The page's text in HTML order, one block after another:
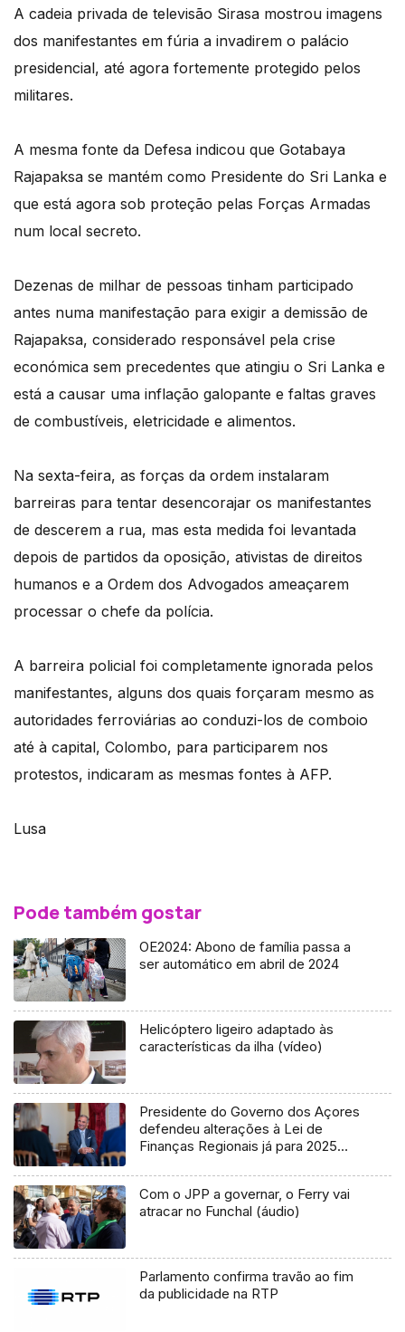
A cadeia privada de televisão Sirasa mostrou imagens
dos manifestantes em fúria a invadirem o palácio
presidencial, até agora fortemente protegido pelos
militares.
A mesma fonte da Defesa indicou que Gotabaya
Rajapaksa se mantém como Presidente do Sri Lanka e
que está agora sob proteção pelas Forças Armadas
num local secreto.
Dezenas de milhar de pessoas tinham participado
antes numa manifestação para exigir a demissão de
Rajapaksa, considerado responsável pela crise
económica sem precedentes que atingiu o Sri Lanka e
está a causar uma inflação galopante e faltas graves
de combustíveis, eletricidade e alimentos.
Na sexta-feira, as forças da ordem instalaram
barreiras para tentar desencorajar os manifestantes
de descerem a rua, mas esta medida foi levantada
depois de partidos da oposição, ativistas de direitos
humanos e a Ordem dos Advogados ameaçarem
processar o chefe da polícia.
A barreira policial foi completamente ignorada pelos
manifestantes, alguns dos quais forçaram mesmo as
autoridades ferroviárias ao conduzi-los de comboio
até à capital, Colombo, para participarem nos
protestos, indicaram as mesmas fontes à AFP.
Lusa
Pode também gostar
OE2024: Abono de família passa a
ser automático em abril de 2024
Helicóptero ligeiro adaptado às
características da ilha (vídeo)
Presidente do Governo dos Açores
defendeu alterações à Lei de
Finanças Regionais já para 2025
Com o JPP a governar, o Ferry vai
atracar no Funchal (áudio)
Parlamento confirma travão ao fim
da publicidade na RTP